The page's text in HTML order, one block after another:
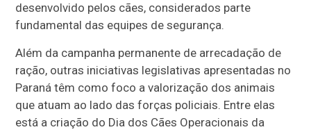
desenvolvido pelos cães, considerados parte
fundamental das equipes de segurança.
Além da campanha permanente de arrecadação de
ração, outras iniciativas legislativas apresentadas no
Paraná têm como foco a valorização dos animais
que atuam ao lado das forças policiais. Entre elas
está a criação do Dia dos Cães Operacionais da